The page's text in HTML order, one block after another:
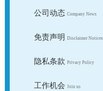
公司动态 Company News
免责声明 Disclaimer Notices
隐私条款 Privacy Policy
工作机会 Join us